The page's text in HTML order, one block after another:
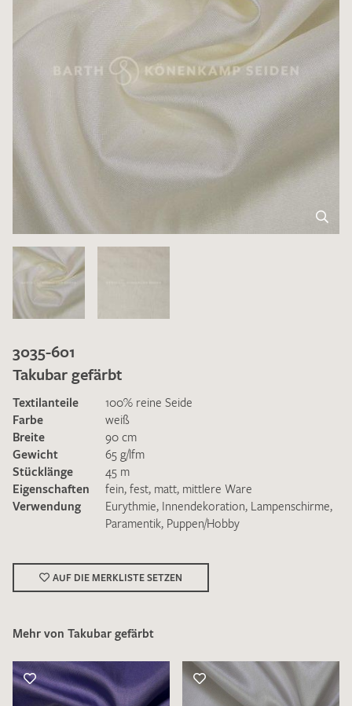
Ich bin damit einverstanden, dass meine angegebenen Daten
zur Beantwortung meiner Musteranfrage genutzt werden.
DieDatenschutzbestimmungenhabe ich zur Kenntnis
genommen und akzeptiere diese.
MUSTERANFRAGE SENDEN
3035-601
Takubar gefärbt
Textilanteile
100% reine Seide
Farbe
weiß
Breite
90 cm
Gewicht
65 g/lfm
Stücklänge
45 m
Eigenschaften
fein, fest, matt, mittlere Ware
Verwendung
Eurythmie, Innendekoration, Lampenschirme,
Paramentik, Puppen/Hobby
AUF DIE MERKLISTE SETZEN
Mehr von Takubar gefärbt